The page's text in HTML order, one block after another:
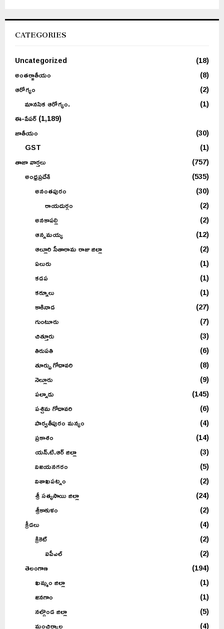
CATEGORIES
Uncategorized
(18)
అంతర్జాతీయం
(8)
ఆరోగ్యం
(2)
మానసిక ఆరోగ్యం.
(1)
ఈ-పేపర్(1,189)
జాతీయం
(30)
GST
(1)
తాజా వార్తలు
(757)
అంధ్రప్రదేశ్
(535)
అనంతపురం
(30)
రాయదుర్గం
(2)
అనకాపల్లి
(2)
ఆన్నమయ్య
(12)
ఆల్లూరి సీతారామ రాజు జిల్లా
(2)
ఏలురు
(1)
కడప
(1)
కర్నూలు
(1)
కాకినాడ
(27)
గుంటూరు
(7)
చిత్తూరు
(3)
తిరుపతి
(6)
తూర్పు గోదావరి
(8)
నెల్లూరు
(9)
పల్నాడు
(145)
పశ్చిమ గోదావరి
(6)
పార్వతీపురం మన్యం
(4)
ప్రకాశం
(14)
యన్.టి.ఆర్ జిల్లా
(3)
విజయనగరం
(5)
విశాఖపట్నం
(2)
శ్రీ సత్యసాయి జిల్లా
(24)
శ్రీకాకుళం
(2)
క్రీడలు
(4)
క్రికెట్
(2)
ఐపీఎల్
(2)
తెలంగాణ
(194)
ఖమ్మం జిల్లా
(1)
జనగాం
(1)
నల్గొండ జిల్లా
(5)
మంచిర్యాల
(4)